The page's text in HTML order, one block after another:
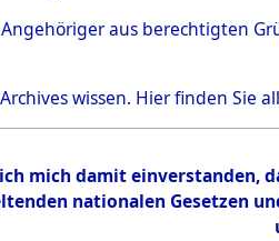
Person
Angehöriger aus berechtigten
wissen. Hierfinden Sie
mich damit einverstanden,
nationalen Gesetzen